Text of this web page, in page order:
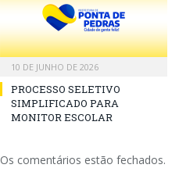
10 DE JUNHO DE 2026
PROCESSO SELETIVO
SIMPLIFICADO PARA
MONITOR ESCOLAR
Os comentários estão fechados.